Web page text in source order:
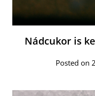
Nádcukor is
Posted on